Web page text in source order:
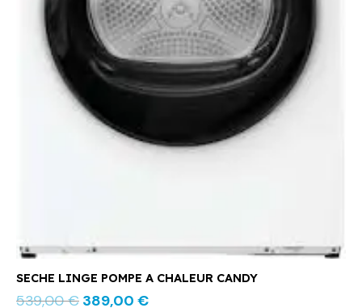
SECHE LINGE POMPE A CHALEUR CANDY
539,00€ 389,00 €